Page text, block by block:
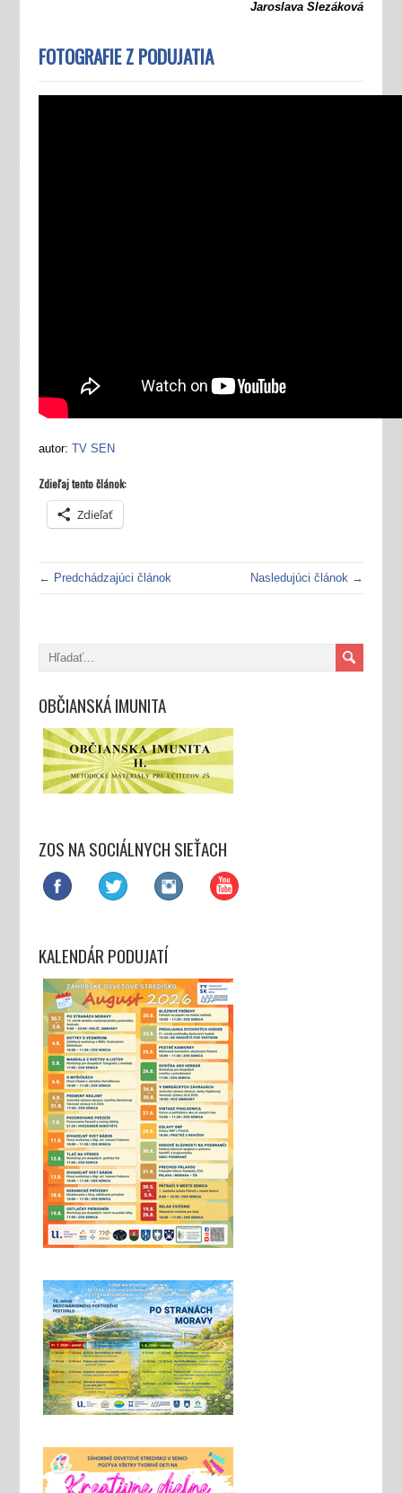
Jaroslava Slezáková
FOTOGRAFIE Z PODUJATIA
autor: TV SEN
Zdieľaj tento článok:
Zdieľať
← Predchádzajúci článok Nasledujúci článok →
OBČIANSKÁ IMUNITA
ZOS NA SOCIÁLNYCH SIEŤACH
KALENDÁR PODUJATÍ